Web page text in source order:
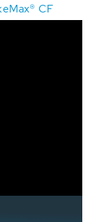
CF